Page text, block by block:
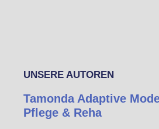
UNSERE AUTOREN
Tamonda Adaptive
Pflege & Reha